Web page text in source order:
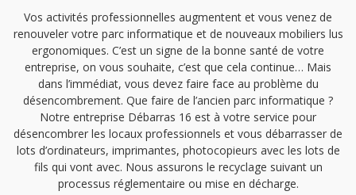
Vos activités professionnelles augmentent et vous venez de
renouveler votre parc informatique et de nouveaux mobiliers lus
ergonomiques. C’est un signe de la bonne santé de votre
entreprise, on vous souhaite, c’est que cela continue… Mais
dans l’immédiat, vous devez faire face au problème du
désencombrement. Que faire de l’ancien parc informatique ?
Notre entreprise Débarras 16 est à votre service pour
désencombrer les locaux professionnels et vous débarrasser de
lots d’ordinateurs, imprimantes, photocopieurs avec les lots de
fils qui vont avec. Nous assurons le recyclage suivant un
processus réglementaire ou mise en décharge.